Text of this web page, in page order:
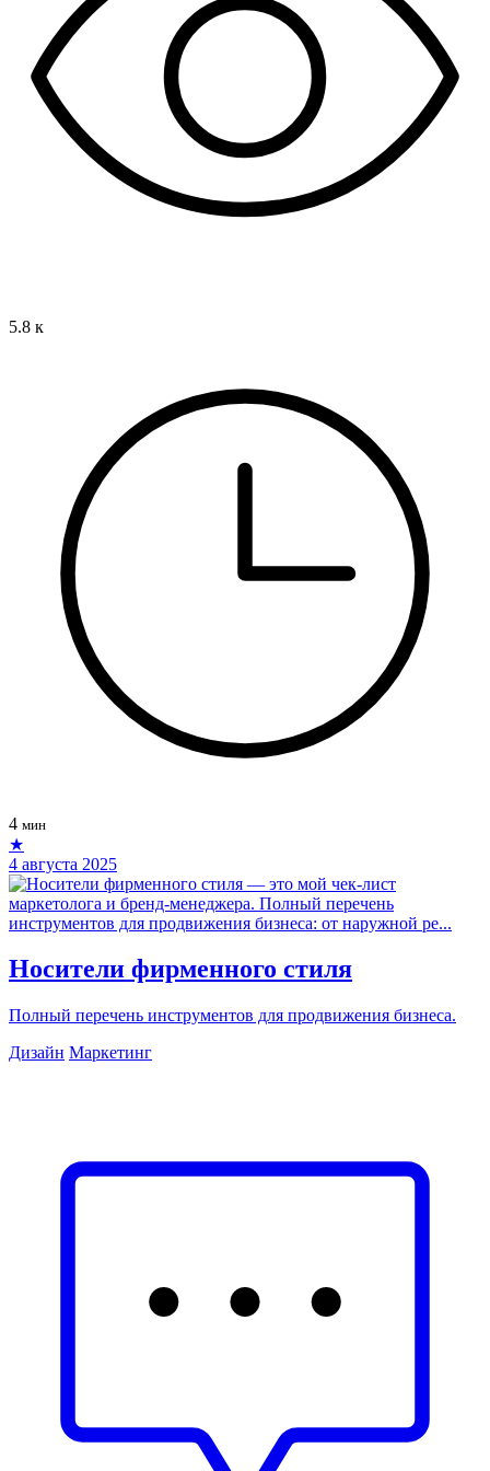
5.8 к
4 мин
★
4 августа 2025
Носители фирменного стиля
Полный перечень инструментов для продвижения бизнеса.
Дизайн Маркетинг